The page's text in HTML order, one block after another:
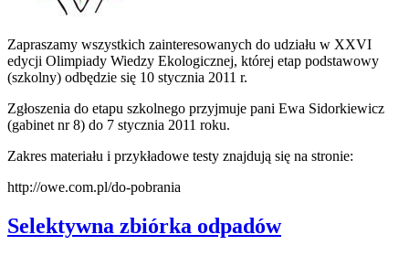
Zapraszamy wszystkich zainteresowanych do udziału w XXVI
edycji Olimpiady Wiedzy Ekologicznej, której etap podstawowy
(szkolny) odbędzie się 10 stycznia 2011 r.
Zgłoszenia do etapu szkolnego przyjmuje pani Ewa Sidorkiewicz
(gabinet nr 8) do 7 stycznia 2011 roku.
Zakres materiału i przykładowe testy znajdują się na stronie:
http://owe.com.pl/do-pobrania
Selektywna zbiórka odpadów